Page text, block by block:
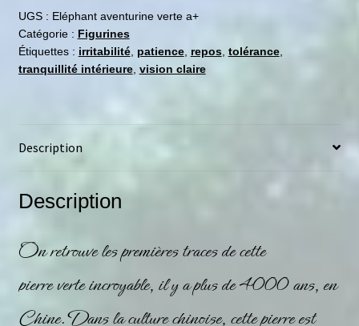
UGS : Eléphant aventurine verte a+
Catégorie : Figurines
Étiquettes : irritabilité, patience, repos, tolérance,
tranquillité intérieure, vision claire
Description
Description
On retrouve les premières traces de cette
pierreverteincroyable, il y a plus de 4000 ans, en
Chine. Dans la culture chinoise, cette pierre est